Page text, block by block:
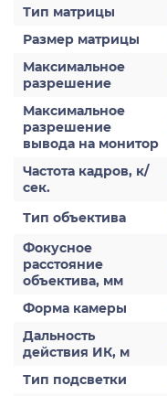
Тип матрицы
Размер матрицы
Максимальное
разрешение
Максимальное
разрешение
вывода на монитор
Частота кадров, к/
сек.
Тип объектива
Фокусное
расстояние
объектива, мм
Форма камеры
Дальность
действия ИК, м
Тип подсветки